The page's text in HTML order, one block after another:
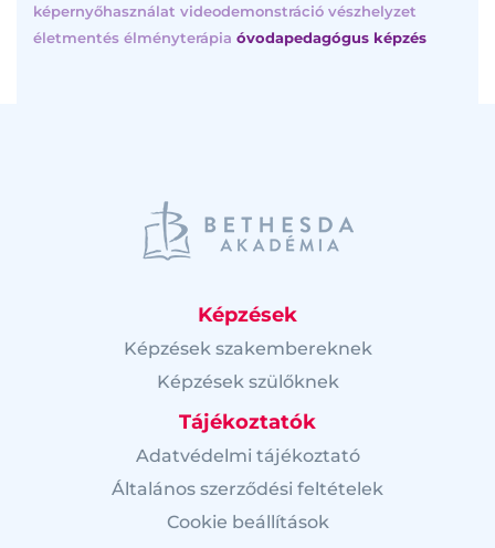
képernyőhasználat videodemonstráció vészhelyzet
életmentés élményterápia óvodapedagógus képzés
Képzések
Képzések szakembereknek
Képzések szülőknek
Tájékoztatók
Adatvédelmi tájékoztató
Általános szerződési feltételek
Cookie beállítások